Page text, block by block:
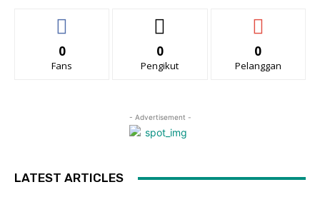
0
Fans
0
Pengikut
0
Pelanggan
- Advertisement -
LATEST ARTICLES